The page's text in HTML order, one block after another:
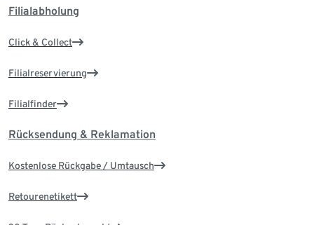
Filialabholung
Click & Collect
Filialreservierung
Filialfinder
Rücksendung & Reklamation
Kostenlose Rückgabe / Umtausch
Retourenetikett